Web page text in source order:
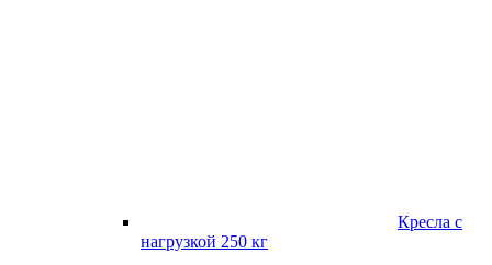
Кресла с
нагрузкой 250 кг